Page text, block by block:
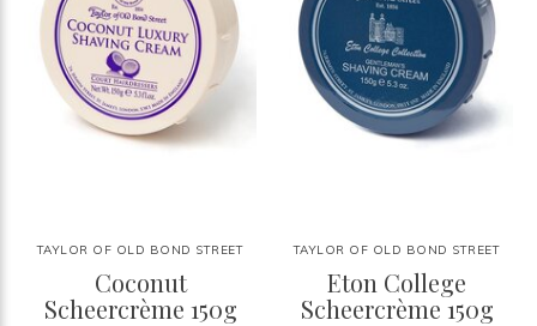
TAYLOR OF OLD BOND STREET
Coconut
Scheercrème 150g
TAYLOR OF OLD BOND STREET
Eton College
Scheercrème 150g